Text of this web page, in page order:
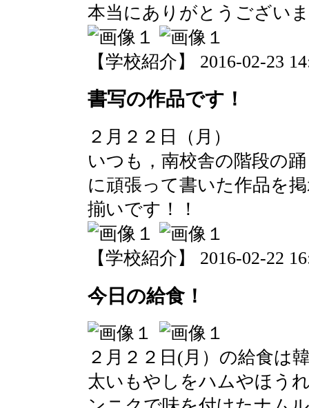
本当にありがとうござい
【学校紹介】 2016-02-23
書写の作品です！
２月２２日（月）
いつも，南校舎の階段の
に頑張って書いた作品を
揃いです！！
【学校紹介】 2016-02-22
今日の給食！
２月２２日(月）の給食は
太いもやしをハムやほう